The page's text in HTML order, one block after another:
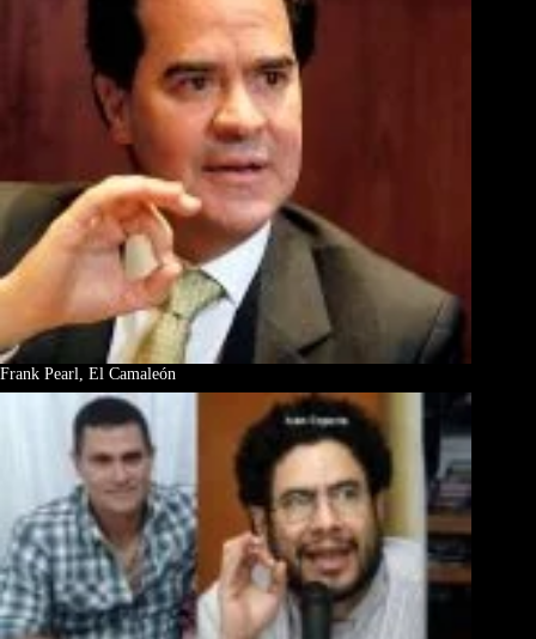
Frank Pearl, El Camaleón